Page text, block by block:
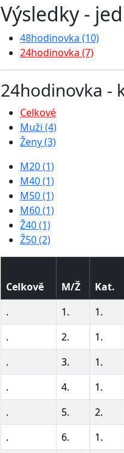
Výsledky -
48hodinovka (10)
24hodinovka (7)
24hodinovka -
Celkové
Muži (4)
Ženy (3)
M20 (1)
M40 (1)
M50 (1)
M60 (1)
Ž40 (1)
Ž50 (2)
Celkově M/Ž Kat.
.
1. 1.
.
2. 1.
.
3. 1.
.
4. 1.
.
5. 2.
.
6. 1.